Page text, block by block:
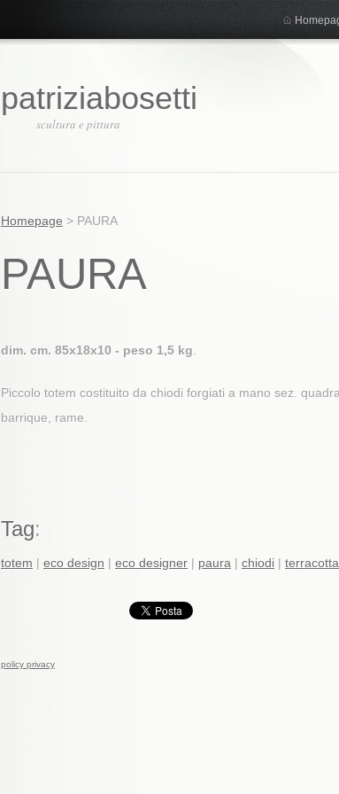
patriziabosetti
scultura e pittura
Homepage > PAURA
PAURA
dim. cm. 85x18x10 - peso 1,5 kg
Piccolo totem costituito da chiodi forgiati a mano sez.
barrique, rame.
Tag:
totem | eco design | eco designer | paura | chiodi | terracotta
policy privacy